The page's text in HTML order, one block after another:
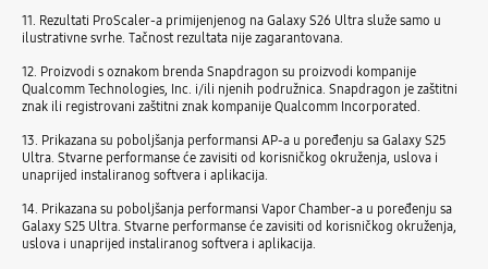
11. Rezultati ProScaler-a primijenjenog na Galaxy S26 Ultra služe samo u
ilustrativne svrhe. Tačnost rezultata nije zagarantovana.
12. Proizvodi s oznakom brenda Snapdragon su proizvodi kompanije
Qualcomm Technologies, Inc. i/ili njenih podružnica. Snapdragon je zaštitni
znak ili registrovani zaštitni znak kompanije Qualcomm Incorporated.
13. Prikazana su poboljšanja performansi AP-a u poređenju sa Galaxy S25
Ultra. Stvarne performanse će zavisiti od korisničkog okruženja, uslova i
unaprijed instaliranog softvera i aplikacija.
14. Prikazana su poboljšanja performansi Vapor Chamber-a u poređenju sa
Galaxy S25 Ultra. Stvarne performanse će zavisiti od korisničkog okruženja,
uslova i unaprijed instaliranog softvera i aplikacija.